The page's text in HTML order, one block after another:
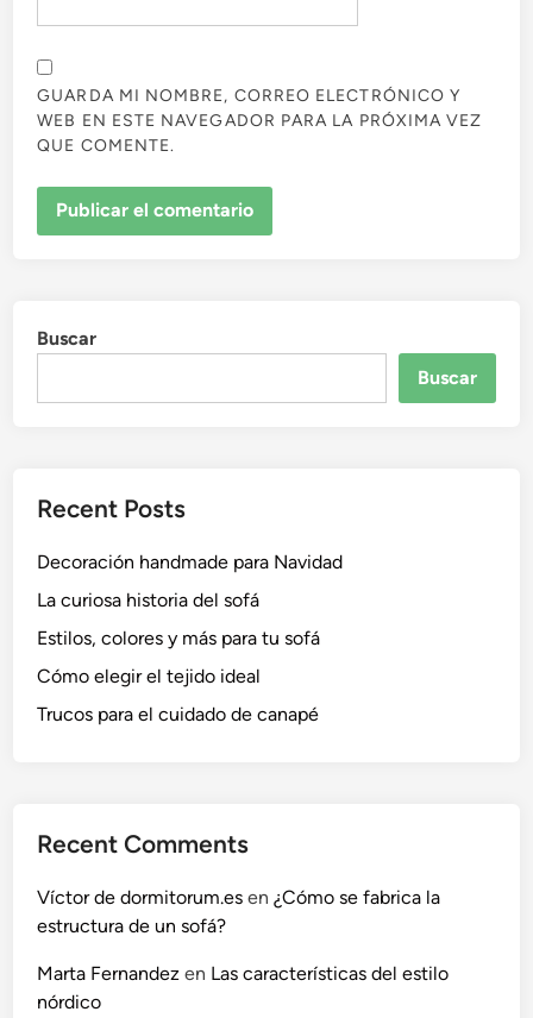
GUARDA MI NOMBRE, CORREO ELECTRÓNICO Y
WEB EN ESTE NAVEGADOR PARA LA PRÓXIMA VEZ
QUE COMENTE.
Buscar
Buscar
Recent Posts
Decoración handmade para Navidad
La curiosa historia del sofá
Estilos, colores y más para tu sofá
Cómo elegir el tejido ideal
Trucos para el cuidado de canapé
Recent Comments
Víctor de dormitorum.es en¿Cómo se fabrica la
estructura de un sofá?
Marta Fernandez en Las características del estilo
nórdico